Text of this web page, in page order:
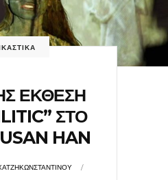
ΕΚΘΕΣΗ
ΣΤΟ
HAN